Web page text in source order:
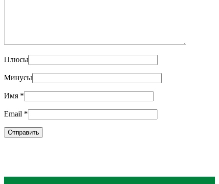
Плюсы
Минусы
Имя *
Email *